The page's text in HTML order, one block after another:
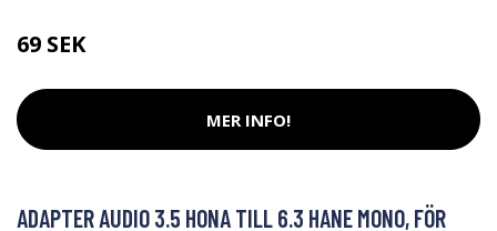
69 SEK
MER INFO!
ADAPTER AUDIO 3.5 HONA TILL 6.3 HANE MONO, FÖR